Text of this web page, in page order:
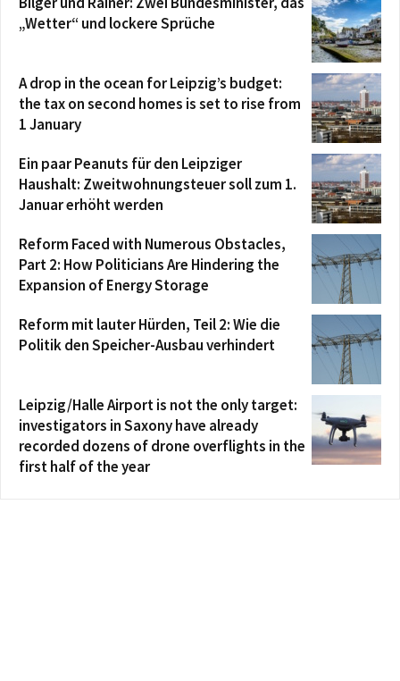
„Wetter“ und lockere Sprüche
A drop in the ocean for Leipzig’s budget:
the tax on second homes is set to rise from
1 January
Ein paar Peanuts für den Leipziger
Haushalt: Zweitwohnungsteuer soll zum 1.
Januar erhöht werden
Reform Faced with Numerous Obstacles,
Part 2: How Politicians Are Hindering the
Expansion of Energy Storage
Reform mit lauter Hürden, Teil 2: Wie die
Politik den Speicher-Ausbau verhindert
Leipzig/Halle Airport is not the only target:
investigators in Saxony have already
recorded dozens of drone overflights in the
first half of the year